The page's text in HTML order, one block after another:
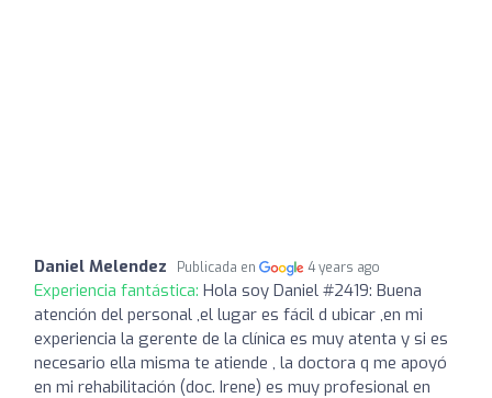
Daniel Melendez Publicada en 4 years ago
Experiencia fantástica: Hola soy Daniel #2419: Buena
atención del personal ,el lugar es fácil d ubicar ,en mi
experiencia la gerente de la clínica es muy atenta y si es
necesario ella misma te atiende , la doctora q me apoyó
en mi rehabilitación (doc. Irene) es muy profesional en